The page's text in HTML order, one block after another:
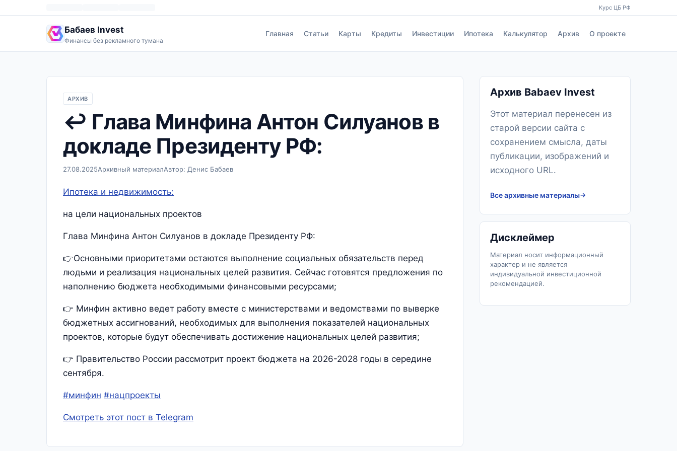
Курс ЦБ РФ
Бабаев Invest
Финансы без рекламного тумана
Главная Статьи Карты Кредиты Инвестиции Ипотека Калькулятор Архив О проекте
АРХИВ
↩️ Глава Минфина Антон Силуанов в
докладе Президенту РФ:
27.08.2025Архивный материалАвтор: Денис Бабаев
Ипотека и недвижимость:
на цели национальных проектов
Глава Минфина Антон Силуанов в докладе Президенту РФ:
👉Основными приоритетами остаются выполнение социальных обязательств перед
людьми и реализация национальных целей развития. Сейчас готовятся предложения по
наполнению бюджета необходимыми финансовыми ресурсами;
👉 Минфин активно ведет работу вместе с министерствами и ведомствами по выверке
бюджетных ассигнований, необходимых для выполнения показателей национальных
проектов, которые будут обеспечивать достижение национальных целей развития;
👉 Правительство России рассмотрит проект бюджета на 2026-2028 годы в середине
сентября.
#минфин #нацпроекты
Смотреть этот пост в Telegram
Архив Babaev Invest
Этот материал перенесен из
старой версии сайта с
сохранением смысла, даты
публикации, изображений и
исходного URL.
Все архивные материалы
Дисклеймер
Материал носит информационный
характер и не является
индивидуальной инвестиционной
рекомендацией.